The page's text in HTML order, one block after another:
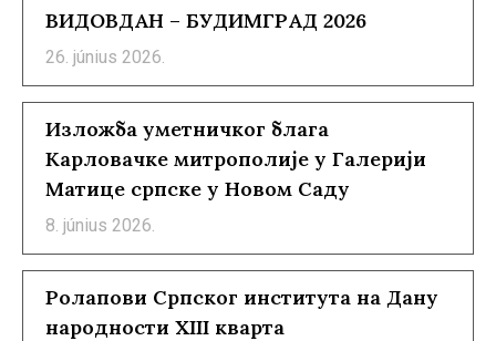
ВИДОВДАН – БУДИМГРАД 2026
26. június 2026.
Изложба уметничког блага
Карловачке митрополије у Галерији
Матице српске у Новом Саду
8. június 2026.
Ролапови Српског института на Дану
народности XIII кварта